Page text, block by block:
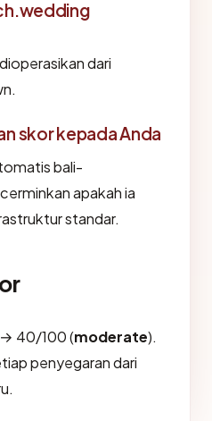
dari
skor kepada Anda
bali-
apakah ia
standar.
40/100 (moderate).
penyegaran dari